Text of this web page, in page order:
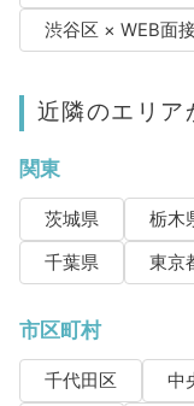
渋谷区 × WEB面
近隣のエリア
関東
茨城県 栃木
千葉県
東京
市区町村
千代田区 中